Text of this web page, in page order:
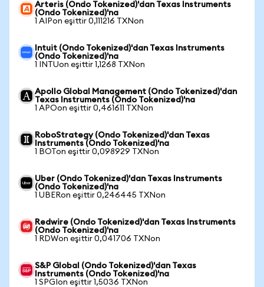
Arteris (Ondo Tokenized)'dan Texas Instruments
(Ondo Tokenized)'na
1 AIPon eşittir 0,111216 TXNon
Intuit (Ondo Tokenized)'dan Texas Instruments
(Ondo Tokenized)'na
1 INTUon eşittir 1,1268 TXNon
Apollo Global Management (Ondo Tokenized)'dan
Texas Instruments (Ondo Tokenized)'na
1 APOon eşittir 0,461611 TXNon
RoboStrategy (Ondo Tokenized)'dan Texas
Instruments (Ondo Tokenized)'na
1 BOTon eşittir 0,098929 TXNon
Uber (Ondo Tokenized)'dan Texas Instruments
(Ondo Tokenized)'na
1 UBERon eşittir 0,246445 TXNon
Redwire (Ondo Tokenized)'dan Texas Instruments
(Ondo Tokenized)'na
1 RDWon eşittir 0,041706 TXNon
S&P Global (Ondo Tokenized)'dan Texas
Instruments (Ondo Tokenized)'na
1 SPGIon eşittir 1,5036 TXNon